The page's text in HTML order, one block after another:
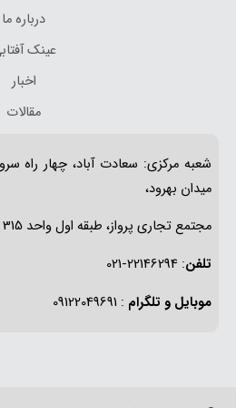
درباره ما
عینک
اخبار
مقالات
شعبه مرکزی: سعادت آباد، چهار راه
میدان بهرود،
مجتمع تجاری پرواز، طبقه اول واحد 315
تلفن: 22146294-021
موبایل و تلگرام : 09122049691